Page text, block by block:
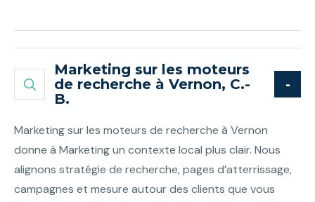
Marketing sur les moteurs
de recherche à Vernon, C.-
B.
Marketing sur les moteurs de recherche à Vernon
donne à Marketing un contexte local plus clair. Nous
alignons stratégie de recherche, pages d’atterrissage,
campagnes et mesure autour des clients que vous